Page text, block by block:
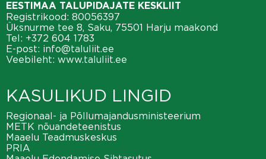
EESTIMAA TALUPIDAJATE KESKLIIT
Registrikood: 80056397
Üksnurme tee 8, Saku, 75501 Harju maakond
Tel: +372 604 1783
E-post: info@taluliit.ee
Veebileht: www.taluliit.ee
KASULIKUD LINGID
Regionaal- ja Põllumajandusministeerium
METK nõuandeteenistus
Maaelu Teadmuskeskus
PRIA